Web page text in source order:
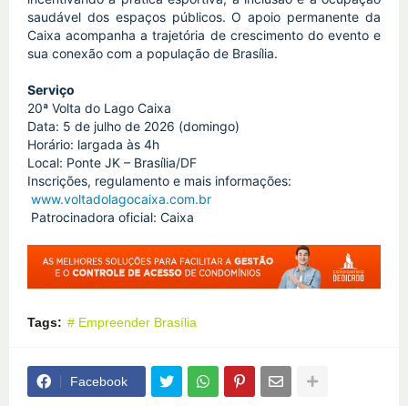
saudável dos espaços públicos. O apoio permanente da
Caixa acompanha a trajetória de crescimento do evento e
sua conexão com a população de Brasília.
Serviço
20ª Volta do Lago Caixa
Data: 5 de julho de 2026 (domingo)
Horário: largada às 4h
Local: Ponte JK – Brasília/DF
Inscrições, regulamento e mais informações:
www.voltadolagocaixa.com.br
Patrocinadora oficial: Caixa
Tags: # Empreender Brasília
Facebook